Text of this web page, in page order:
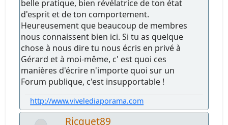
belle pratique, bien révélatrice de ton état
d'esprit et de ton comportement.
Heureusement que beaucoup de membres
nous connaissent bien ici. Si tu as quelque
chose à nous dire tu nous écris en privé à
Gérard et à moi-même, c' est quoi ces
manières d'écrire n'importe quoi sur un
Forum publique, c'est insupportable !
http://www.vivelediaporama.com
Ricquet89